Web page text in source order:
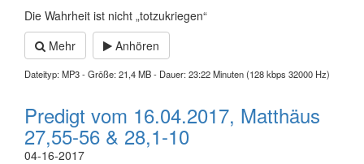
Die Wahrheit ist nicht „totzukriegen“
Mehr
Anhören
Dateityp: MP3 - Größe: 21,4 MB - Dauer: 23:22 Minuten (128 kbps 32000 Hz)
Predigt vom 16.04.2017, Matthäus
27,55-56 & 28,1-10
04-16-2017